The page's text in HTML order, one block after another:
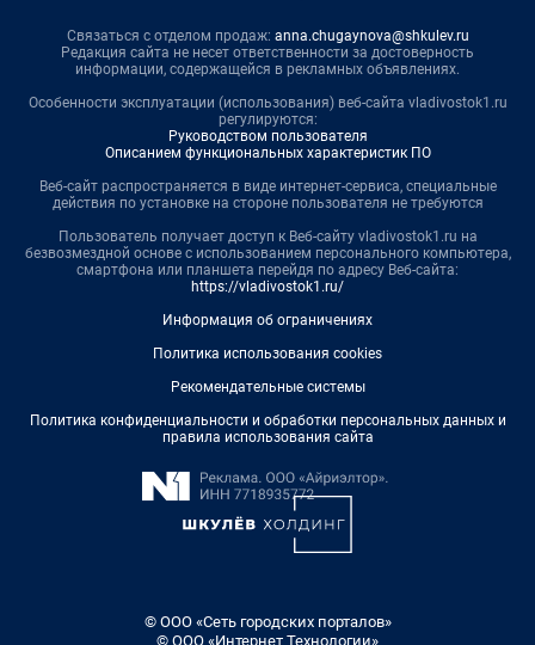
Связаться с отделом продаж: anna.chugaynova@shkulev.ru
Редакция сайта не несет ответственности за достоверность
информации, содержащейся в рекламных объявлениях.
Особенности эксплуатации (использования) веб-сайта vladivostok1.ru
регулируются:
Руководством пользователя
Описанием функциональных характеристик ПО
Веб-сайт распространяется в виде интернет-сервиса, специальные
действия по установке на стороне пользователя не требуются
Пользователь получает доступ к Веб-сайту vladivostok1.ru на
безвозмездной основе с использованием персонального компьютера,
смартфона или планшета перейдя по адресу Веб-сайта:
https://vladivostok1.ru/
Информация об ограничениях
Политика использования cookies
Рекомендательные системы
Политика конфиденциальности и обработки персональных данных и
правила использования сайта
© ООО «Сеть городских порталов»
© ООО «Интернет Технологии»